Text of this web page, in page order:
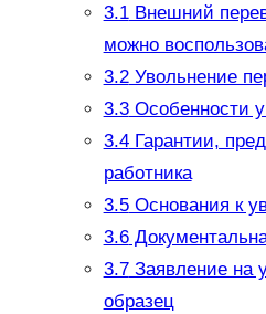
3.1Внешний
можно
3.2Увольнение
3.3Особенности
3.4Гарантии,
работника
3.5Основания к
3.6
3.7Заявление на
образец